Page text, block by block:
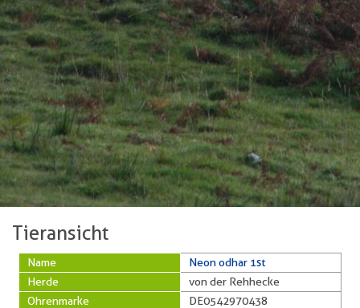
Tieransicht
Name
Neon odhar 1st
Herde
von der Rehhecke
Ohrenmarke
DE0542970438